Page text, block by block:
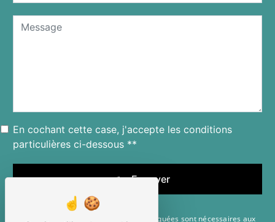
En cochant cette case, j'accepte les conditions
particulières ci-dessous **
Envoyer
** Les données personnelles communiquées sont nécessaires aux